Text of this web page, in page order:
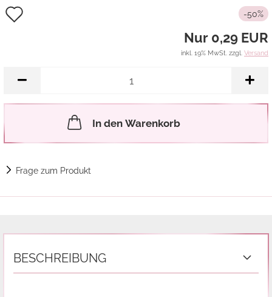
-50%
Nur 0,29 EUR
inkl. 19% MwSt. zzgl. Versand
In den Warenkorb
Frage zum Produkt
BESCHREIBUNG